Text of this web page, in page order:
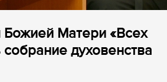
Божией Матери «Всех
духовенства